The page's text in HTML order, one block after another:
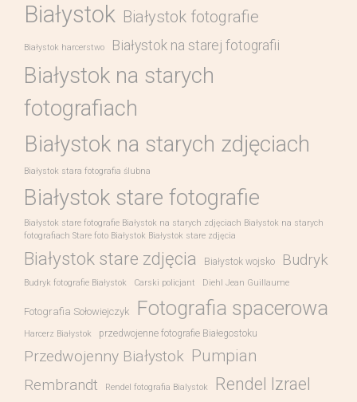
Białystok Białystok fotografie
Białystok harcerstwo Białystok na starej fotografii
Białystok na starych
fotografiach
Białystok na starych zdjęciach
Białystok stara fotografia ślubna
Białystok stare fotografie
Białystok stare fotografie Białystok na starych zdjęciach Białystok na starych
fotografiach Stare foto Białystok Białystok stare zdjęcia
Białystok stare zdjęcia Białystok wojsko Budryk
Budryk fotografie Białystok Carski policjant Diehl Jean Guillaume
Fotografia Sołowiejczyk Fotografia spacerowa
Harcerz Białystok przedwojenne fotografie Białegostoku
Przedwojenny Białystok Pumpian
Rembrandt Rendel fotografia Bialystok Rendel Izrael